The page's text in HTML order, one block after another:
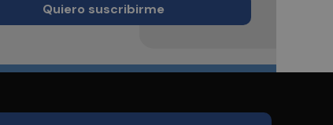
Quiero suscribirme